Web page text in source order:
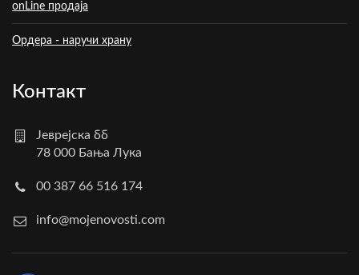
onLine продаја
Ордера - наручи храну
Контакт
Јеврејска бб
78 000 Бања Лука
00 387 66 516 174
info@mojenovosti.com